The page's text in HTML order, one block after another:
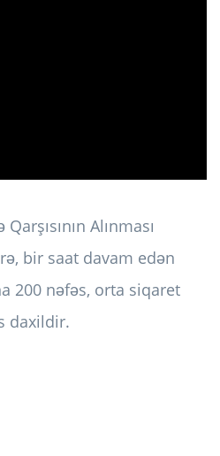
Alınması
bir saat davam edən
200 nəfəs, orta siqaret
daxildir.